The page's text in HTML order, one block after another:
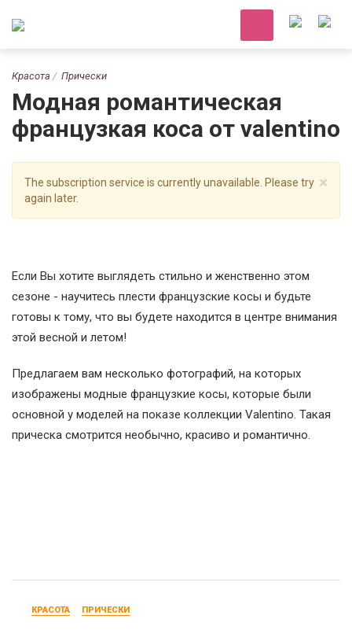
Красота Прически
Модная романтическая
французкая коса от valentino
×
The subscription service is currently unavailable. Please try
again later.
Если Вы хотите выглядеть стильно и женственно этом
сезоне - научитесь плести французские косы и будьте
готовы к тому, что вы будете находится в центре внимания
этой весной и летом!
Предлагаем вам несколько фотографий, на которых
изображены модные французкие косы, которые были
основной у моделей на показе коллекции Valentino. Такая
прическа смотрится необычно, красиво и романтично.
КРАСОТА ПРИЧЕСКИ